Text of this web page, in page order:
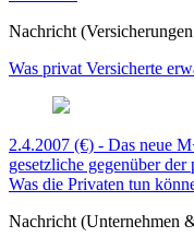
Nachricht
Was privat Versicherte
2.4.2007 (€) - Das neue
gesetzliche gegenüber
Was die Privaten tun
Nachricht (Unternehmen